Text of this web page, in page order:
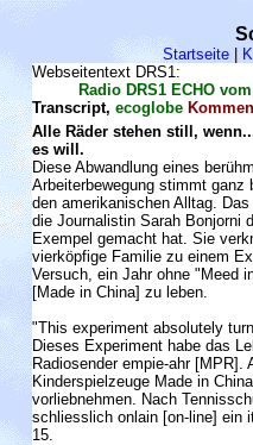
Startseite|
Webseitentext DRS1:
Radio DRS1 ECHO
Transcript, ecoglobe
Alle Räder stehen still,
es will.
Diese Abwandlung eines
Arbeiterbewegung stimmt ganz
den amerikanischen Alltag. Das
die Journalistin Sarah Bonjorni
Exempel gemacht hat. Sie
vierköpfige Familie zu einem
Versuch, ein Jahr ohne "Meed
[Made in China] zu leben.
"This experiment absolutely
Dieses Experiment habe das
Radiosender empie-ahr
Kinderspielzeuge Made in
vorliebnehmen. Nach
schliesslich onlain [on-line] ein
15.